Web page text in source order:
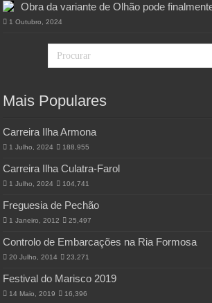
Obra da variante de Olhão pode
1 Outubro, 2024
Mais Populares
Carreira Ilha Armona
1 Julho, 2024 188,955
Carreira Ilha Culatra-Farol
1 Julho, 2024 104,741
Freguesia de Pechão
1 Janeiro, 2012 25,497
Controlo de Embarcações na Ria Formosa
20 Julho, 2014 23,271
Festival do Marisco 2019
14 Maio, 2019 16,396